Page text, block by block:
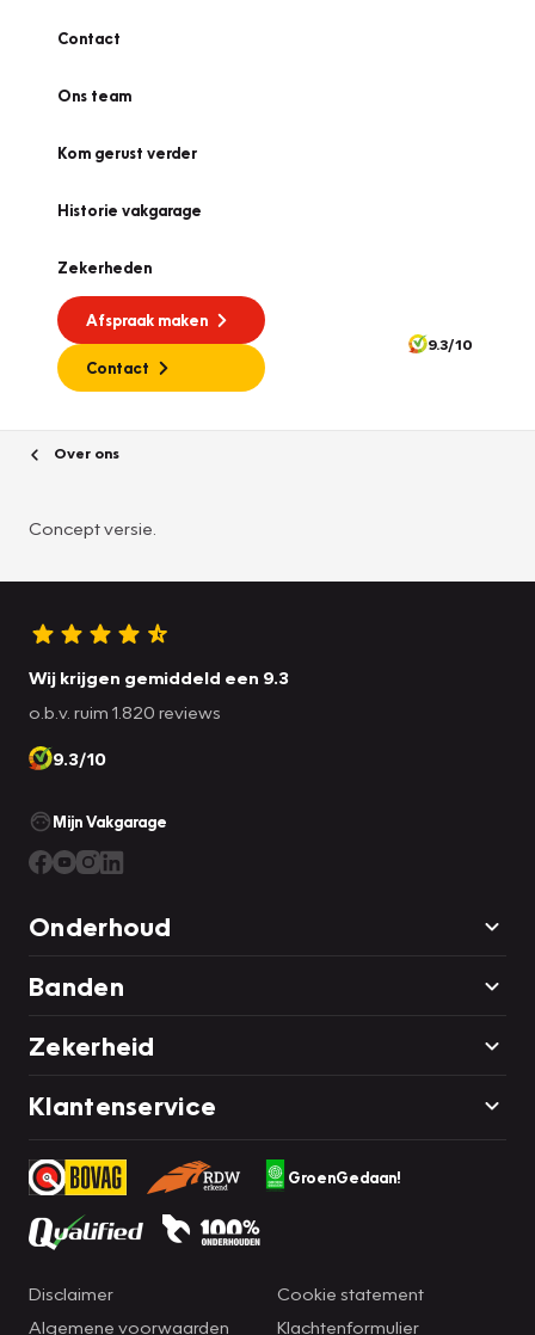
Contact
Ons team
Kom gerust verder
Historie vakgarage
Zekerheden
Afspraak maken
Contact
9.3/10
Over ons
Concept versie.
Wij krijgen gemiddeld een 9.3
o.b.v. ruim 1.820 reviews
9.3/10
Mijn Vakgarage
Onderhoud
Banden
Zekerheid
Klantenservice
GroenGedaan!
Disclaimer
Algemene voorwaarden
Cookie statement
Klachtenformulier